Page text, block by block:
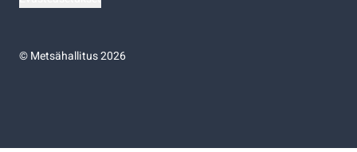
©Metsähallitus 2026